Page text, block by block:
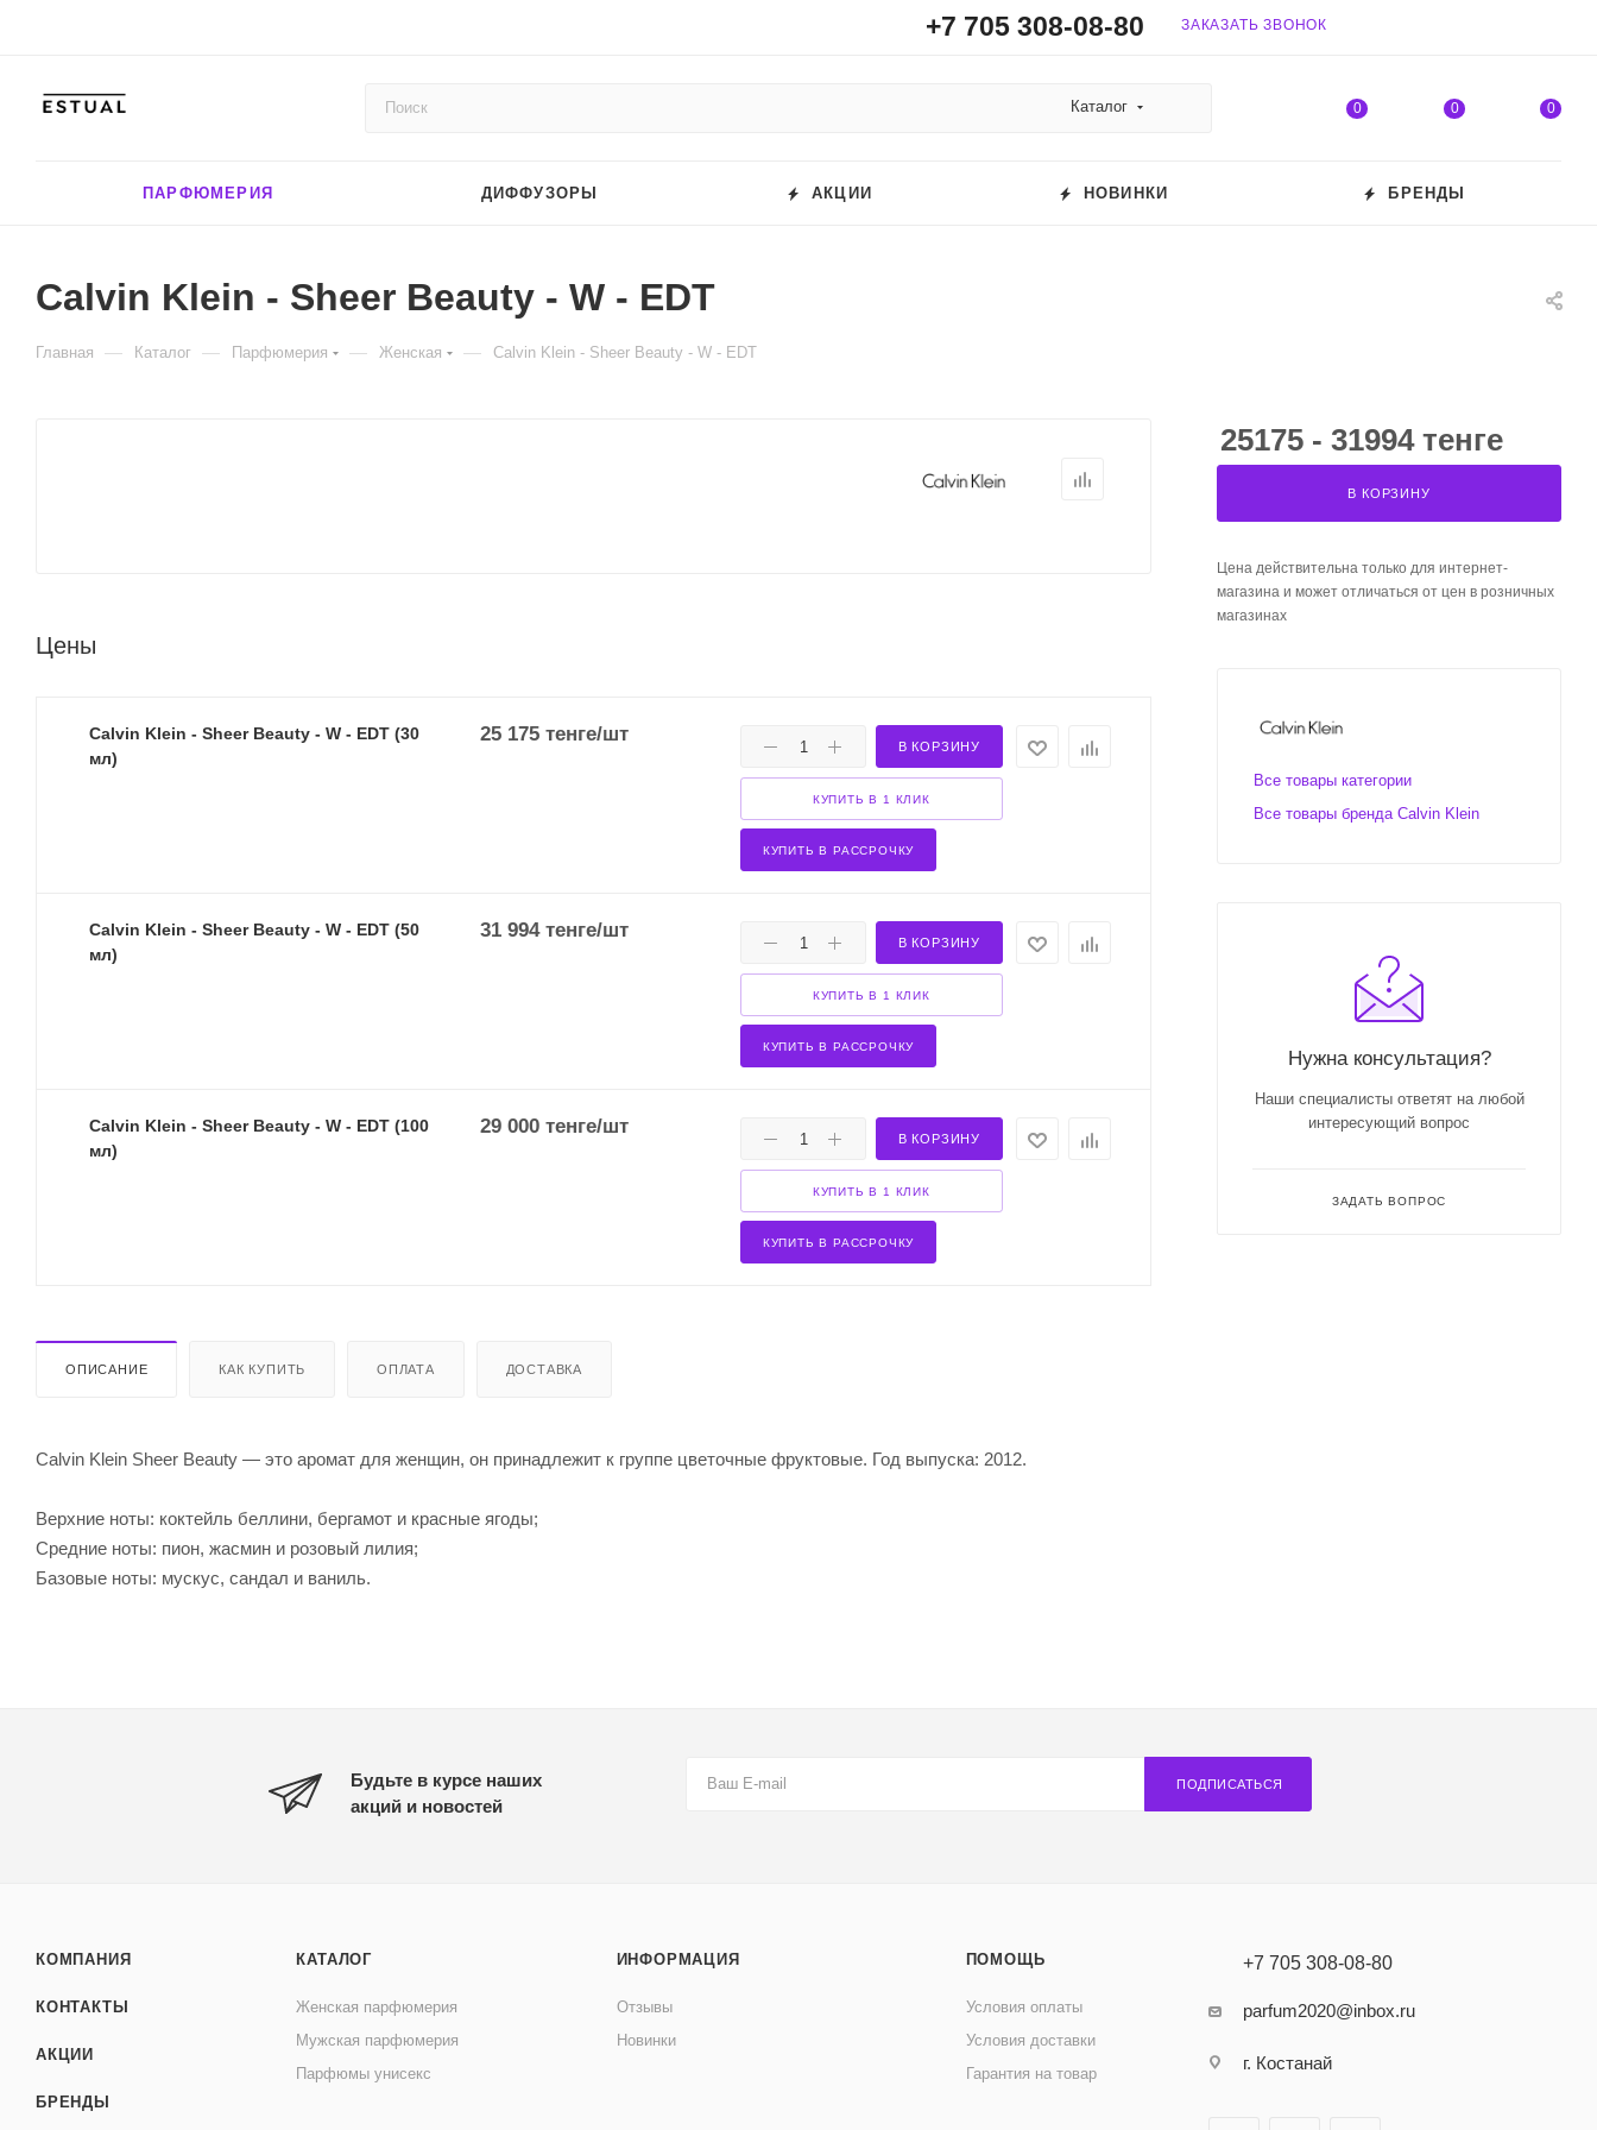
+7 705 308-08-80 ЗАКАЗАТЬ ЗВОНОК
Каталог 0 0 0
ПАРФЮМЕРИЯ ДИФФУЗОРЫ АКЦИИ НОВИНКИ БРЕНДЫ
Calvin Klein - Sheer Beauty - W - EDT
Главная — Каталог — Парфюмерия — Женская — Calvin Klein - Sheer Beauty - W - EDT
Цены
Calvin Klein - Sheer Beauty - W - EDT (30
мл)
25 175тенге/шт
В КОРЗИНУ
КУПИТЬ В 1 КЛИК
КУПИТЬ В РАССРОЧКУ
Calvin Klein - Sheer Beauty - W - EDT (50
мл)
31 994тенге/шт
В КОРЗИНУ
КУПИТЬ В 1 КЛИК
КУПИТЬ В РАССРОЧКУ
Calvin Klein - Sheer Beauty - W - EDT (100
мл)
29 000тенге/шт
В КОРЗИНУ
КУПИТЬ В 1 КЛИК
КУПИТЬ В РАССРОЧКУ
ОПИСАНИЕ КАК КУПИТЬ ОПЛАТА ДОСТАВКА
Calvin Klein Sheer Beauty — это аромат для женщин, он принадлежит к группе цветочные фруктовые. Год выпуска: 2012.
Верхние ноты: коктейль беллини, бергамот и красные ягоды;
Средние ноты: пион, жасмин и розовый лилия;
Базовые ноты: мускус, сандал и ваниль.
25175 - 31994 тенге
В КОРЗИНУ
Цена действительна только для интернет-
магазина и может отличаться от цен в розничных
магазинах
Все товары категории
Все товары бренда Calvin Klein
Нужна консультация?
Наши специалисты ответят на любой
интересующий вопрос
ЗАДАТЬ ВОПРОС
Будьте в курсе наших
акций и новостей
ПОДПИСАТЬСЯ
КОМПАНИЯ
КОНТАКТЫ
АКЦИИ
БРЕНДЫ
КАТАЛОГ
Женская парфюмерия
Мужская парфюмерия
Парфюмы унисекс
ИНФОРМАЦИЯ
Отзывы
Новинки
ПОМОЩЬ
Условия оплаты
Условия доставки
Гарантия на товар
+7 705 308-08-80
parfum2020@inbox.ru
г. Костанай